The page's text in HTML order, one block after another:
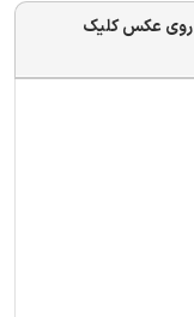
روی عکس کلیک